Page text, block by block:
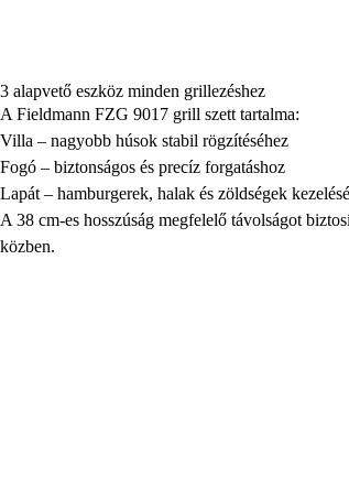
3 alapvető eszköz minden grillezéshez
A Fieldmann FZG 9017 grill szett tartalma:
Villa – nagyobb húsok stabil rögzítéséhez
Fogó – biztonságos és precíz forgatáshoz
Lapát – hamburgerek, halak és zöldségek
A 38 cm-es hosszúság megfelelő távolságot
közben.